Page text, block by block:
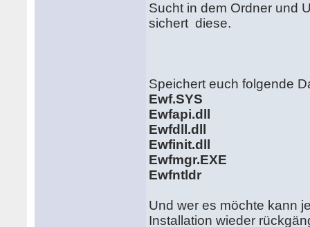
Sucht in dem Ordner und
sichert diese.
Speichert euch folgende
Ewf.SYS
Ewfapi.dll
Ewfdll.dll
Ewfinit.dll
Ewfmgr.EXE
Ewfntldr
Und wer es möchte kann
Installation wieder